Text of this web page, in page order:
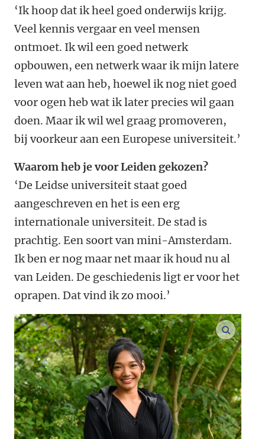
‘Ik hoop dat ik heel goed onderwijs krijg.
Veel kennis vergaar en veel mensen
ontmoet. Ik wil een goed netwerk
opbouwen, een netwerk waar ik mijn latere
leven wat aan heb, hoewel ik nog niet goed
voor ogen heb wat ik later precies wil gaan
doen. Maar ik wil wel graag promoveren,
bij voorkeur aan een Europese universiteit.’
Waarom heb je voor Leiden gekozen?
‘De Leidse universiteit staat goed
aangeschreven en het is een erg
internationale universiteit. De stad is
prachtig. Een soort van mini-Amsterdam.
Ik ben er nog maar net maar ik houd nu al
van Leiden. De geschiedenis ligt er voor het
oprapen. Dat vind ik zo mooi.’